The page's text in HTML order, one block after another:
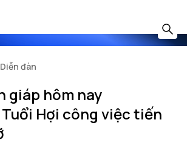
Diễn đàn
giáp hôm nay
Hợi công việc tiến